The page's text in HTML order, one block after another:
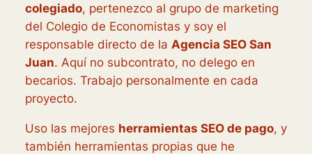
colegiado, pertenezco al grupo de marketing
del Colegio de Economistas y soy el
responsable directo de la Agencia SEO San
Juan. Aquí no subcontrato, no delego en
becarios. Trabajo personalmente en cada
proyecto.
Uso las mejores herramientas SEO de pago, y
también herramientas propias que he